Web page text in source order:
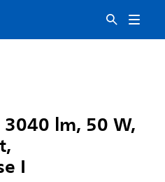
3040 lm, 50 W,
I